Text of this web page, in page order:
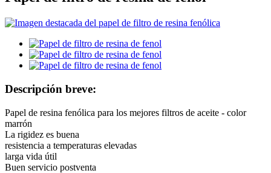
Descripción breve:
Papel de resina fenólica para los mejores filtros de aceite - color
marrón
La rigidez es buena
resistencia a temperaturas elevadas
larga vida útil
Buen servicio postventa